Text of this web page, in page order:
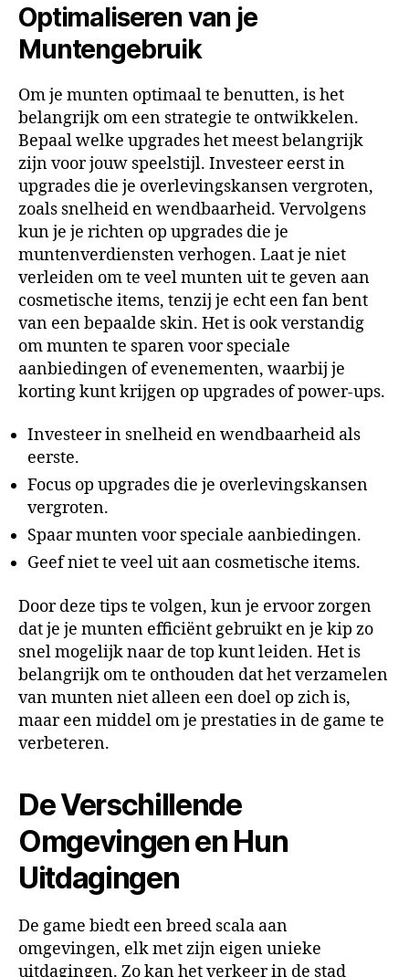
Optimaliseren van je
Muntengebruik
Om je munten optimaal te benutten, is het
belangrijk om een strategie te ontwikkelen.
Bepaal welke upgrades het meest belangrijk
zijn voor jouw speelstijl. Investeer eerst in
upgrades die je overlevingskansen vergroten,
zoals snelheid en wendbaarheid. Vervolgens
kun je je richten op upgrades die je
muntenverdiensten verhogen. Laat je niet
verleiden om te veel munten uit te geven aan
cosmetische items, tenzij je echt een fan bent
van een bepaalde skin. Het is ook verstandig
om munten te sparen voor speciale
aanbiedingen of evenementen, waarbij je
korting kunt krijgen op upgrades of power-ups.
Investeer in snelheid en wendbaarheid als
eerste.
Focus op upgrades die je overlevingskansen
vergroten.
Spaar munten voor speciale aanbiedingen.
Geef niet te veel uit aan cosmetische items.
Door deze tips te volgen, kun je ervoor zorgen
dat je je munten efficiënt gebruikt en je kip zo
snel mogelijk naar de top kunt leiden. Het is
belangrijk om te onthouden dat het verzamelen
van munten niet alleen een doel op zich is,
maar een middel om je prestaties in de game te
verbeteren.
De Verschillende
Omgevingen en Hun
Uitdagingen
De game biedt een breed scala aan
omgevingen, elk met zijn eigen unieke
uitdagingen. Zo kan het verkeer in de stad